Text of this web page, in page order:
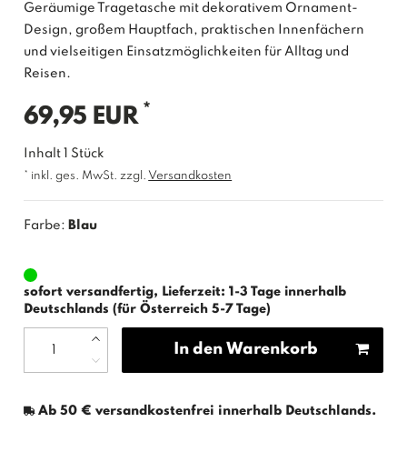
Geräumige Tragetasche mit dekorativem Ornament-
Design, großem Hauptfach, praktischen Innenfächern
und vielseitigen Einsatzmöglichkeiten für Alltag und
Reisen.
69,95 EUR *
Inhalt1Stück
* inkl. ges. MwSt. zzgl. Versandkosten
Farbe: Blau
sofort versandfertig, Lieferzeit: 1-3 Tage innerhalb
Deutschlands (für Österreich 5-7 Tage)
In den Warenkorb
Ab 50 € versandkostenfrei innerhalb Deutschlands.